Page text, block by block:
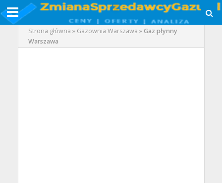
Strona główna » Gazownia Warszawa »Gaz płynny
Warszawa